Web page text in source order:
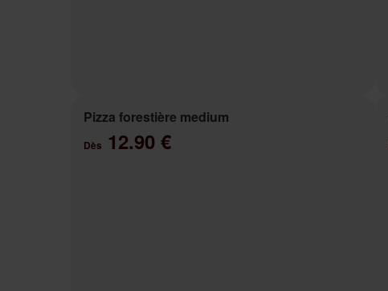
Pizza forestière medium
Dès 12.90 €